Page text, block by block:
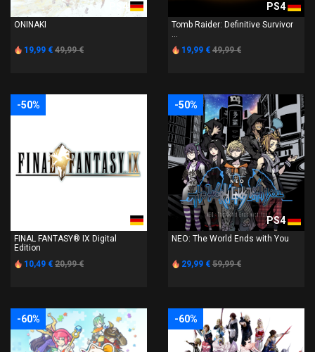
PS4
ONINAKI
19,99 € 49,99 €
PS4
Tomb Raider: Definitive Survivor
...
19,99 € 49,99 €
-50%
PS4
FINAL FANTASY® IX Digital
Edition
10,49 € 20,99 €
-50%
PS4
NEO: The World Ends with You
29,99 € 59,99 €
-60% -60%